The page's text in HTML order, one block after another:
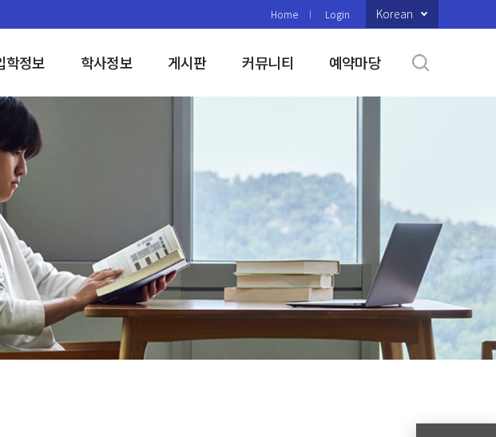
Home Login Korean
학정보 학사정보 게시판 커뮤니티 예약마당